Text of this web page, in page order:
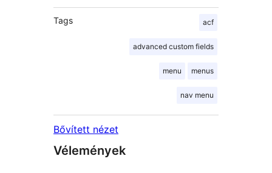
Tags acf
advanced custom fields
menu menus
nav menu
Bővített nézet
Vélemények